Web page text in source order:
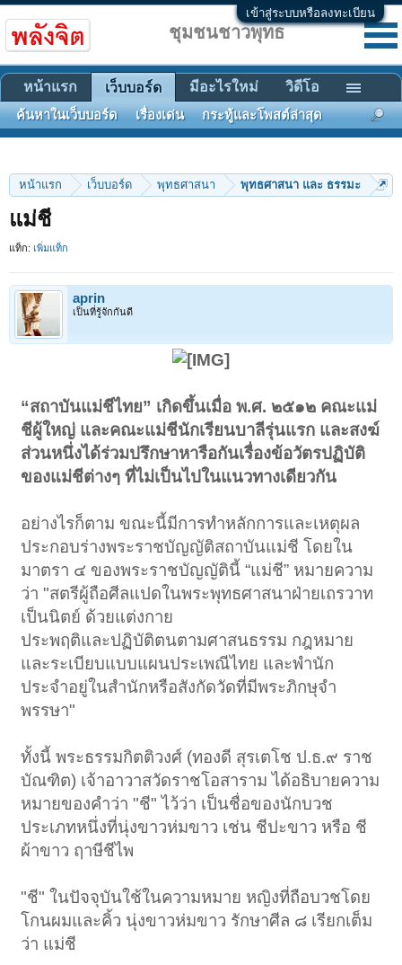
เข้าสู่ระบบหรือลงทะเบียน
หน้าแรก เว็บบอร์ด พุทธศาสนา พุทธศาสนา และ ธรรมะ
แม่ชี
แท็ก: เพิ่มแท็ก
aprin
เป็นที่รู้จักกันดี
“สถาบันแม่ชีไทย” เกิดขึ้นเมื่อ พ.ศ. ๒๕๑๒ คณะแม่
ชีผู้ใหญ่ และคณะแม่ชีนักเรียนบาลีรุ่นแรก และสงฆ์
ส่วนหนึ่งได้ร่วมปรึกษาหารือกันเรื่องข้อวัตรปฏิบัติ
ของแม่ชีต่างๆ ที่ไม่เป็นไปในแนวทางเดียวกัน
อย่างไรก็ตาม ขณะนี้มีการทำหลักการและเหตุผล
ประกอบร่างพระราชบัญญัติสถาบันแม่ชี โดยใน
มาตรา ๔ ของพระราชบัญญัตินี้ “แม่ชี” หมายความ
ว่า "สตรีผู้ถือศีลแปดในพระพุทธศาสนาฝ่ายเถรวาท
เป็นนิตย์ ด้วยแต่งกาย
ประพฤติและปฏิบัติตนตามศาสนธรรม กฎหมาย
และระเบียบแบบแผนประเพณีไทย และพำนัก
ประจำอยู่ในสำนักหรือสังกัดวัดที่มีพระภิกษุจำ
พรรษา"
ทั้งนี้ พระธรรมกิตติวงศ์ (ทองดี สุรเตโช ป.ธ.๙ ราช
บัณฑิต) เจ้าอาวาสวัดราชโอสาราม ได้อธิบายความ
หมายของคำว่า "ชี" ไว้ว่า เป็นชื่อของนักบวช
ประเภทหนึ่งที่นุ่งขาวห่มขาว เช่น ชีปะขาว หรือ ชี
ผ้าขาว ฤาษีชีไพ
"ชี" ในปัจจุบันใช้ในความหมาย หญิงที่ถือบวชโดย
โกนผมและคิ้ว นุ่งขาวห่มขาว รักษาศีล ๘ เรียกเต็ม
ว่า แม่ชี
ชุมชนชาวพุทธ
หน้าแรก เว็บบอร์ด
ค้นหาในเว็บบอร์ด เรื่องเด่น กระทู้และโพสต์ล่าสุด
มีอะไรใหม่ วิดีโอ